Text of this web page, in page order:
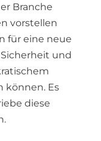
Branche
vorstellen
für eine neue
und
können. Es
diese